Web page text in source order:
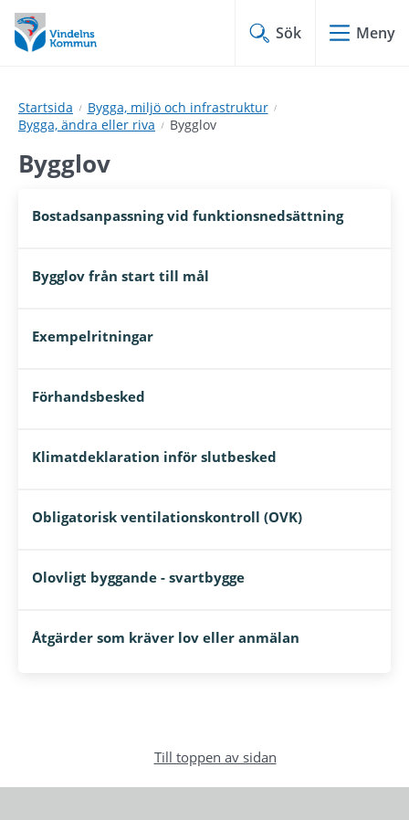
Hoppa
till
innehåll
Hoppa
till
undermeny
Sök Meny
Startsida
Bygga, miljö och infrastruktur
Bygga, ändra eller riva
Bygglov
Bygglov
Bostadsanpassning vid funktionsnedsättning
Bygglov från start till mål
Exempelritningar
Förhandsbesked
Klimatdeklaration inför slutbesked
Obligatorisk ventilationskontroll (OVK)
Olovligt byggande - svartbygge
Åtgärder som kräver lov eller anmälan
Till toppen av sidan